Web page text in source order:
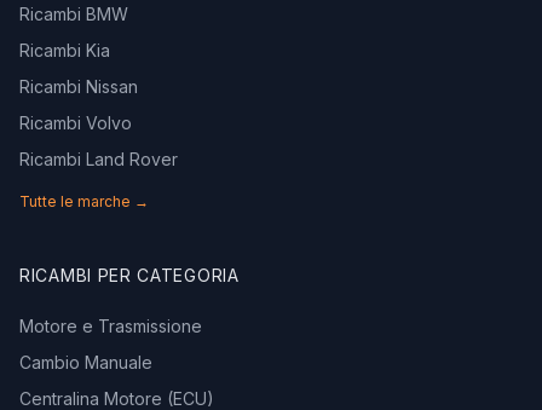
Ricambi BMW
Ricambi Kia
Ricambi Nissan
Ricambi Volvo
Ricambi Land Rover
Tutte le marche →
RICAMBI PER CATEGORIA
Motore e Trasmissione
Cambio Manuale
Centralina Motore (ECU)